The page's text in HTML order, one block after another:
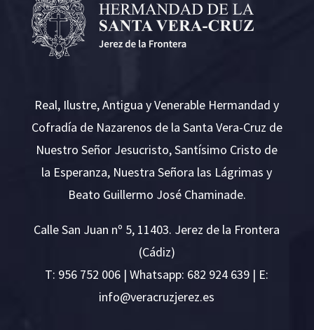
Real, Ilustre, Antigua y Venerable Hermandad y
Cofradía de Nazarenos de la Santa Vera-Cruz de
Nuestro Señor Jesucristo, Santísimo Cristo de
la Esperanza, Nuestra Señora las Lágrimas y
Beato Guillermo José Chaminade.
Calle San Juan nº 5, 11403. Jerez de la Frontera
(Cádiz)
T: 956 752 006 | Whatsapp: 682 924 639 | E:
se.ze
rejzu
rcare
v@ofn
i